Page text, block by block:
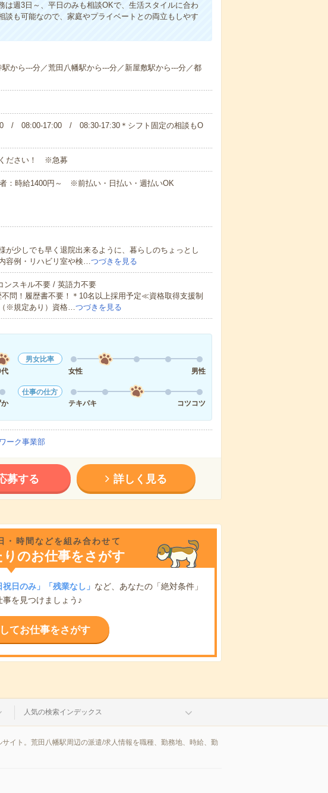
週3日～、平日のみも相談OKで、生活スタイルに合わ
も可能なので、家庭やプライベートとの両立もしやす
から---分／荒田八幡駅から---分／新屋敷駅から---分／都
/ 08:00-17:00 / 08:30-17:30＊シフト固定の相談もO
ください！ ※急募
：時給1400円～ ※前払い・日払い・週払いOK
が少しでも早く退院出来るように、暮らしのちょっとし
容例・リハビリ室や検…つづきを見る
ンスキル不要 / 英語力不要
不問！履歴書不要！＊10名以上採用予定≪資格取得支援制
※規定あり）資格…つづきを見る
男女比率
女性
男性
か
仕事の仕方
テキパキ
コツコツ
ーク事業部
募する 詳しく見る
・時間などを組み合わせて
のお仕事をさがす
祝日のみ」「残業なし」 など、あなたの「絶対条件」
を見つけましょう♪
てお仕事をさがす
人気の検索インデックス
イト。荒田八幡駅周辺の派遣/求人情報を職種、勤務地、時給、勤